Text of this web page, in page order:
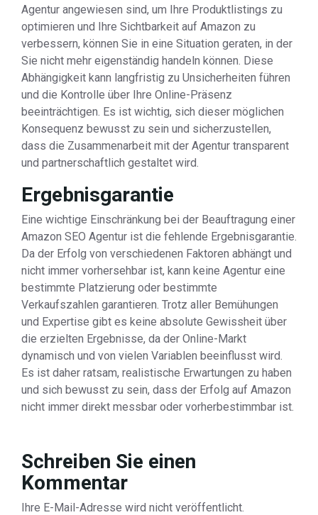
Agentur angewiesen sind, um Ihre Produktlistings zu
optimieren und Ihre Sichtbarkeit auf Amazon zu
verbessern, können Sie in eine Situation geraten, in der
Sie nicht mehr eigenständig handeln können. Diese
Abhängigkeit kann langfristig zu Unsicherheiten führen
und die Kontrolle über Ihre Online-Präsenz
beeinträchtigen. Es ist wichtig, sich dieser möglichen
Konsequenz bewusst zu sein und sicherzustellen,
dass die Zusammenarbeit mit der Agentur transparent
und partnerschaftlich gestaltet wird.
Ergebnisgarantie
Eine wichtige Einschränkung bei der Beauftragung einer
Amazon SEO Agentur ist die fehlende Ergebnisgarantie.
Da der Erfolg von verschiedenen Faktoren abhängt und
nicht immer vorhersehbar ist, kann keine Agentur eine
bestimmte Platzierung oder bestimmte
Verkaufszahlen garantieren. Trotz aller Bemühungen
und Expertise gibt es keine absolute Gewissheit über
die erzielten Ergebnisse, da der Online-Markt
dynamisch und von vielen Variablen beeinflusst wird.
Es ist daher ratsam, realistische Erwartungen zu haben
und sich bewusst zu sein, dass der Erfolg auf Amazon
nicht immer direkt messbar oder vorherbestimmbar ist.
Schreiben Sie einen
Kommentar
Ihre E-Mail-Adresse wird nicht veröffentlicht.